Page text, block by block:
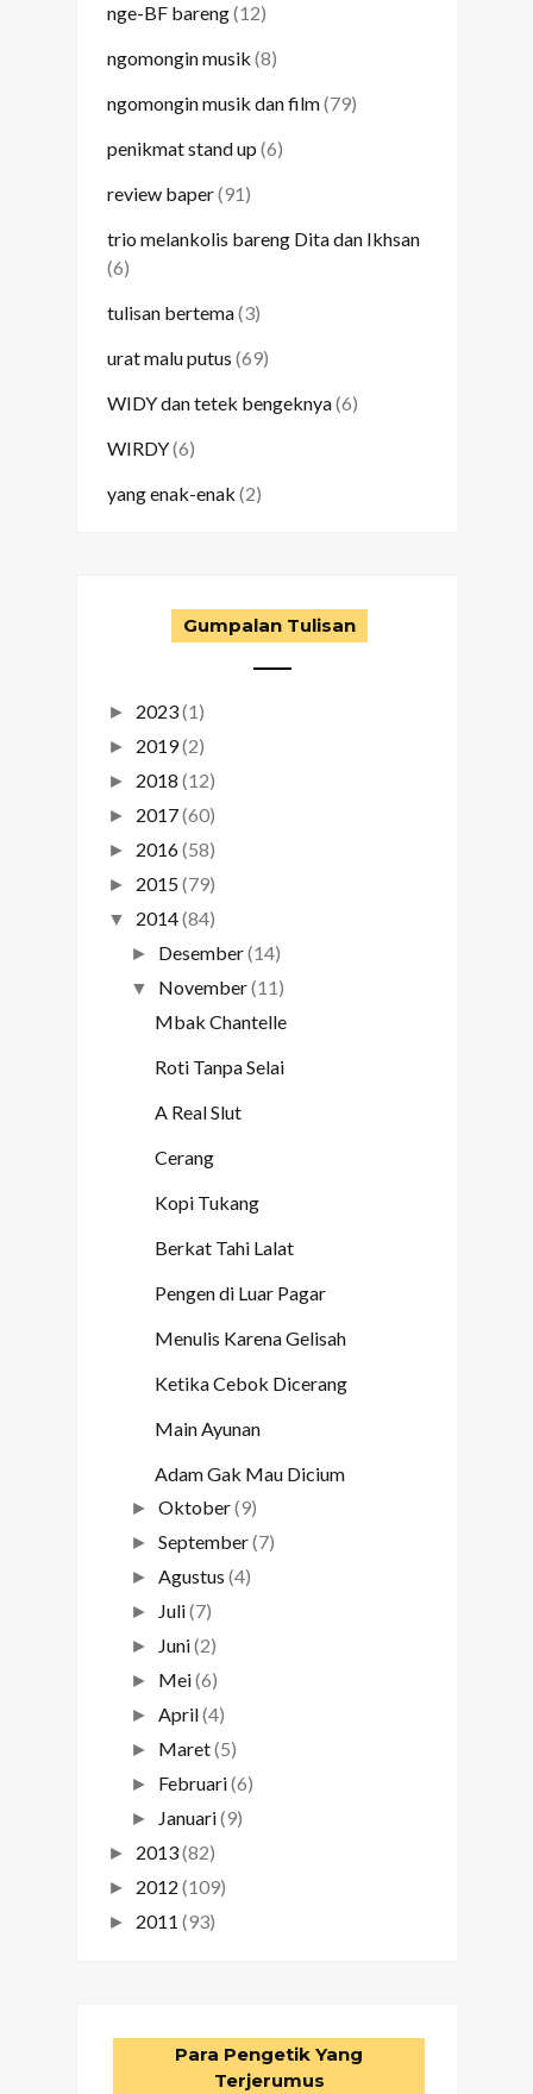
nge-BF bareng(12)
ngomongin musik (8)
ngomongin musik dan film(79)
penikmat stand up (6)
review baper(91)
trio melankolis bareng Dita dan Ikhsan
(6)
tulisan bertema(3)
urat malu putus (69)
WIDY dan tetek bengeknya(6)
WIRDY(6)
yang enak-enak (2)
Gumpalan Tulisan
► 2023(1)
► 2019(2)
► 2018 (12)
► 2017(60)
► 2016(58)
► 2015(79)
▼ 2014(84)
► Desember(14)
▼ November(11)
Mbak Chantelle
Roti Tanpa Selai
A Real Slut
Cerang
Kopi Tukang
Berkat Tahi Lalat
Pengen di Luar Pagar
Menulis Karena Gelisah
Ketika Cebok Dicerang
Main Ayunan
Adam Gak Mau Dicium
►Oktober(9)
►September(7)
►Agustus (4)
► Juli(7)
► Juni(2)
► Mei(6)
►April(4)
► Maret(5)
► Februari(6)
► Januari(9)
► 2013(82)
► 2012 (109)
► 2011 (93)
Para Pengetik Yang
Terjerumus